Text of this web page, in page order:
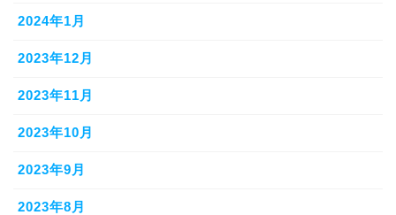
2024年1月
2023年12月
2023年11月
2023年10月
2023年9月
2023年8月